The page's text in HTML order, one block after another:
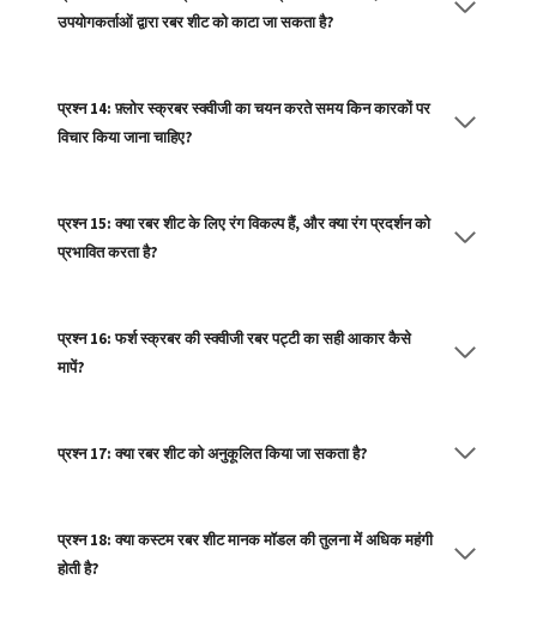
उपयोगकर्ताओं द्वारा रबर शीट को काटा जा सकता है?
प्रश्न 14: फ़्लोर स्क्रबर स्क्वीजी का चयन करते समय किन कारकों पर
विचार किया जाना चाहिए?
प्रश्न 15: क्या रबर शीट के लिए रंग विकल्प हैं, और क्या रंग प्रदर्शन को
प्रभावित करता है?
प्रश्न 16: फर्श स्क्रबर की स्क्वीजी रबर पट्टी का सही आकार कैसे
मापें?
प्रश्न 17: क्या रबर शीट को अनुकूलित किया जा सकता है?
प्रश्न 18: क्या कस्टम रबर शीट मानक मॉडल की तुलना में अधिक महंगी
होती है?